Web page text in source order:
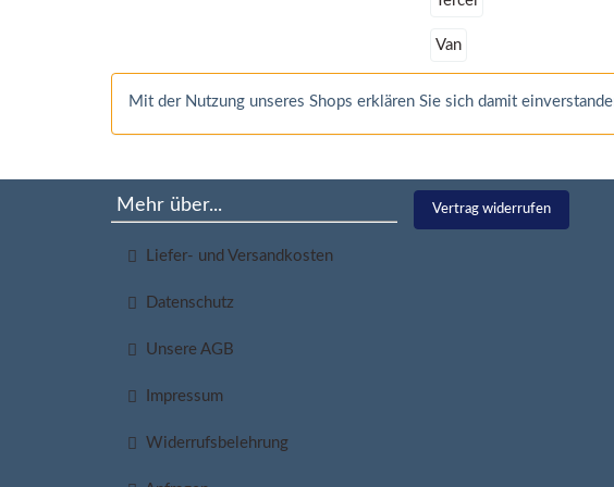
Van
Mit der Nutzung unseres Shops erklären Sie sich damit
Mehr über...
Liefer- und Versandkosten
Datenschutz
Unsere AGB
Impressum
Widerrufsbelehrung
Vertrag widerrufen